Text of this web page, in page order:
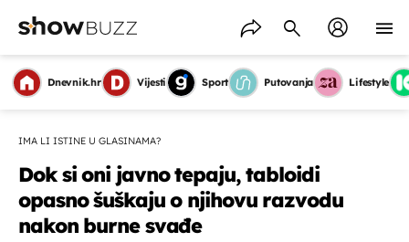
Dnevnik.hr Vijesti Sport Putovanja Lifestyle
IMA LI ISTINE U GLASINAMA?
Dok si oni javno tepaju, tabloidi
opasno šuškaju o njihovu razvodu
nakon burne svađe